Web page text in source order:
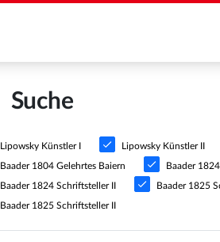
Suche
Lipowsky Künstler I Lipowsky Künstler II
Baader 1804 Gelehrtes Baiern Baader
Baader 1824 Schriftsteller II Baader 1825
Baader 1825 Schriftsteller II